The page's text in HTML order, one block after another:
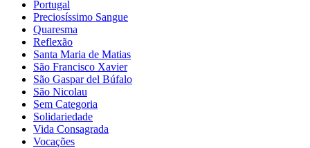
Portugal
Preciosíssimo Sangue
Quaresma
Reflexão
Santa Maria de Matias
São Francisco Xavier
São Gaspar del Búfalo
São Nicolau
Sem Categoria
Solidariedade
Vida Consagrada
Vocações